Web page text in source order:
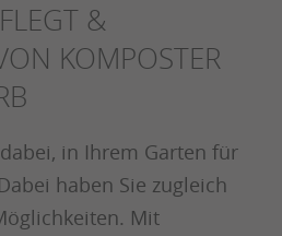
&
KOMPOSTER
in Ihrem Garten für
haben Sie zugleich
Mit